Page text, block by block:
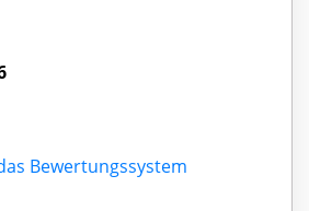
Bewertungssystem